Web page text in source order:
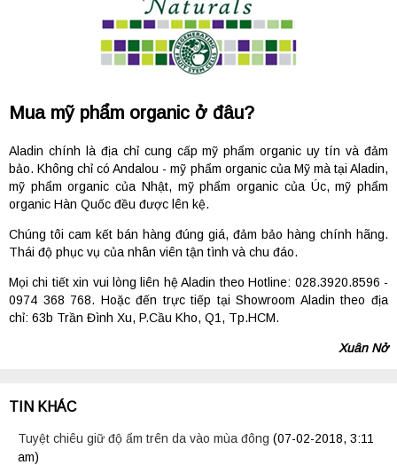
Mua mỹ phẩm organic ở đâu?
Aladin chính là địa chỉ cung cấp mỹ phẩm organic uy tín và đảm
bảo. Không chỉ có Andalou - mỹ phẩm organic của Mỹ mà tại Aladin,
mỹ phẩm organic của Nhật, mỹ phẩm organic của Úc, mỹ phẩm
organic Hàn Quốc đều được lên kệ.
Chúng tôi cam kết bán hàng đúng giá, đảm bảo hàng chính hãng.
Thái độ phục vụ của nhân viên tận tình và chu đáo.
Mọi chi tiết xin vui lòng liên hệ Aladin theo Hotline: 028.3920.8596 -
0974 368 768. Hoặc đến trực tiếp tại Showroom Aladin theo địa
chỉ: 63b Trần Đình Xu, P.Cầu Kho, Q1, Tp.HCM.
Xuân Nở
TIN KHÁC
Tuyệt chiêu giữ độ ẩm trên da vào mùa đông (07-02-2018, 3:11
am)